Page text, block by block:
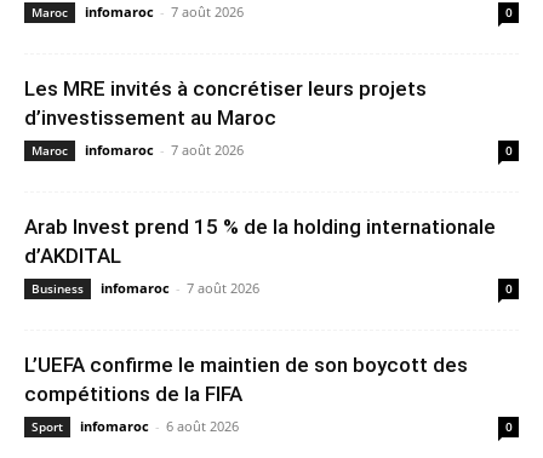
Maroc infomaroc - 7 août 2026 0
Les MRE invités à concrétiser leurs projets
d’investissement au Maroc
Maroc infomaroc - 7 août 2026 0
Arab Invest prend 15 % de la holding internationale
d’AKDITAL
Business infomaroc - 7 août 2026 0
L’UEFA confirme le maintien de son boycott des
compétitions de la FIFA
Sport infomaroc - 6 août 2026 0